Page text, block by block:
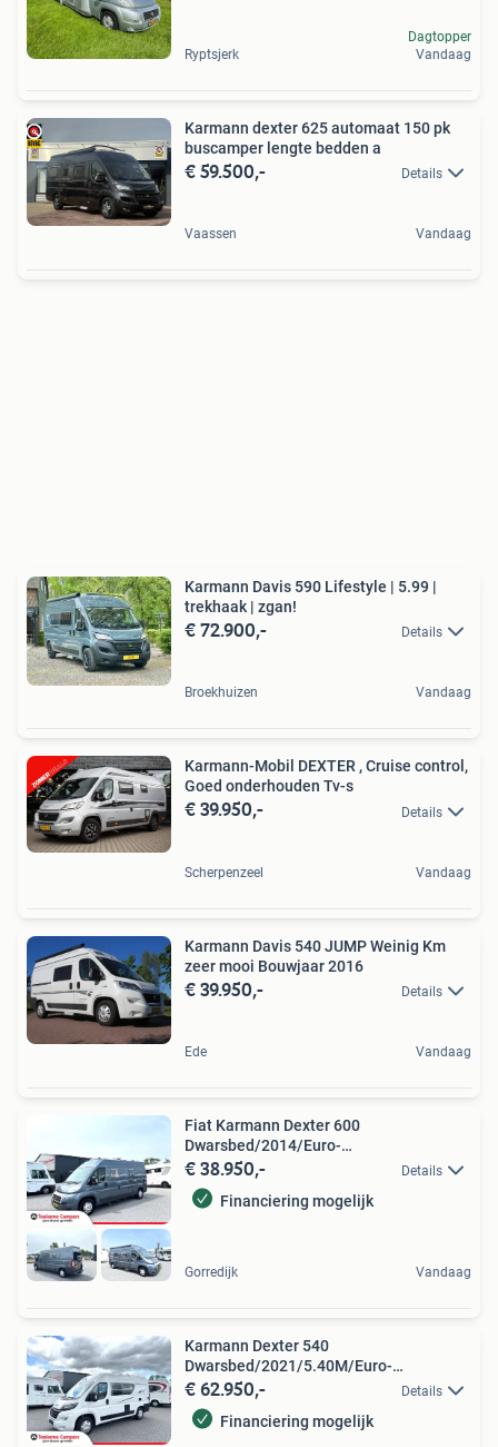
Ryptsjerk
Dagtopper
Vandaag
Karmann dexter 625 automaat 150 pk
buscamper lengte bedden a
€ 59.500,- Details
Vaassen Vandaag
Karmann Davis 590 Lifestyle | 5.99 |
trekhaak | zgan!
€ 72.900,- Details
Broekhuizen Vandaag
Karmann-Mobil DEXTER , Cruise control,
Goed onderhouden Tv-s
€ 39.950,- Details
Scherpenzeel Vandaag
Karmann Davis 540 JUMP Weinig Km
zeer mooi Bouwjaar 2016
€ 39.950,- Details
Ede Vandaag
Fiat Karmann Dexter 600
Dwarsbed/2014/Euro-
5/Airco/6M/150PK!
€ 38.950,- Details
Financiering mogelijk
Gorredijk Vandaag
Karmann Dexter 540
Dwarsbed/2021/5.40M/Euro-
6/140pk/Airco!
€ 62.950,- Details
Financiering mogelijk